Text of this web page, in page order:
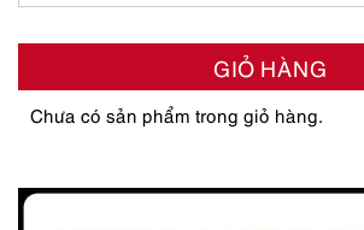
GIỎ HÀNG
Chưa có sản phẩm trong giỏ hàng.